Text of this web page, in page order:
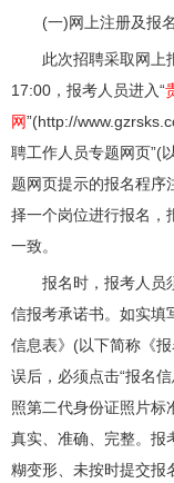
(一)网上注册及报名
此次招聘采取网上报
17:00，报考人员进入“
网”(http://
聘工作人员专题网页”(
题网页提示的报名程序
择一个岗位进行报名，
一致。
报名时，报考人员须
信报考承诺书。如实填
信息表》(以下简称《
误后，必须点击“报名
照第二代身份证照片标
真实、准确、完整。报
糊变形、未按时提交报